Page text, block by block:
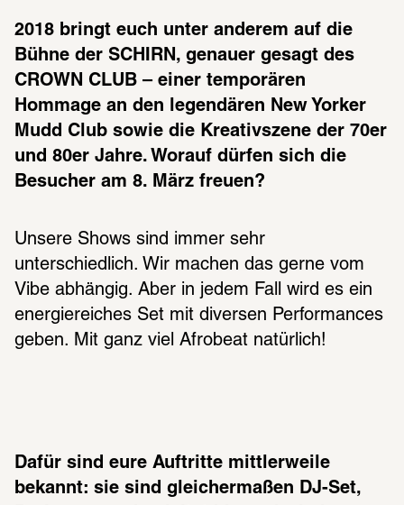
2018 bringt euch unter anderem auf die
Bühne der SCHIRN, genauer gesagt des
CROWN CLUB – einer temporären
Hommage an den legendären New Yorker
Mudd Club sowie die Kreativszene der 70er
und 80er Jahre. Worauf dürfen sich die
Besucher am 8. März freuen?
Unsere Shows sind immer sehr
unterschiedlich. Wir machen das gerne vom
Vibe abhängig. Aber in jedem Fall wird es ein
energiereiches Set mit diversen Performances
geben. Mit ganz viel Afrobeat natürlich!
Dafür sind eure Auftritte mittlerweile
bekannt: sie sind gleichermaßen DJ-Set,